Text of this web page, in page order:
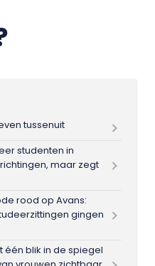
tussenuit
studenten in
maar zegt
rood op Avans:
gingen
één blik in de spiegel